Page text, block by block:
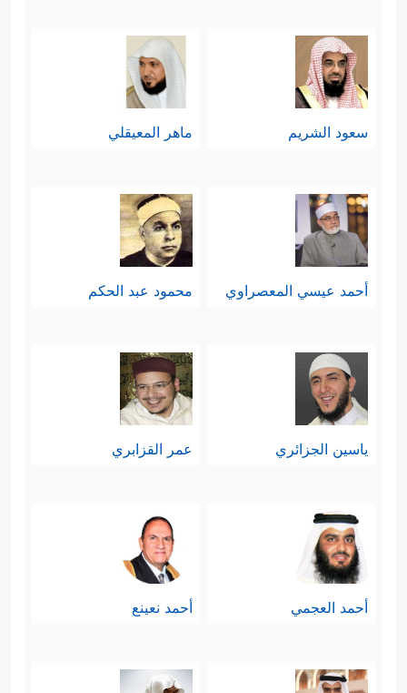
سعود الشريم ماهر المعيقلي
أحمد عيسي المعصراوي محمود عبد الحكم
ياسين الجزائري عمر القزابري
أحمد العجمي أحمد نعينع